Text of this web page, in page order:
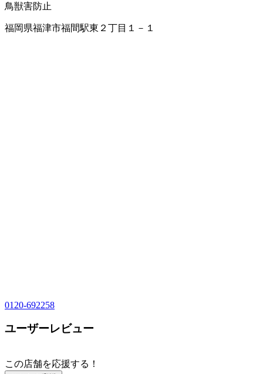
鳥獣害防止
福岡県福津市福間駅東２丁目１－１
0120-692258
ユーザーレビュー
この店舗を応援する！